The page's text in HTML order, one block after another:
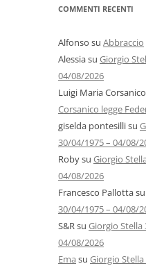
COMMENTI RECENTI
Alfonso su Abbraccio
Alessiasu Giorgio
04/08/2026
Luigi Maria Corsanico
Corsanico legge
giselda pontesillisu
30/04/1975 – 04/08/
Robysu Giorgio
04/08/2026
Francesco Pallottasu
30/04/1975 – 04/08/
S&Rsu Giorgio Stella
04/08/2026
Ema su Giorgio